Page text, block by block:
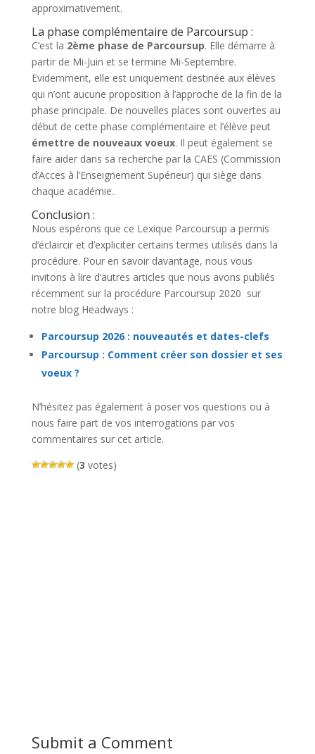
approximativement.
La phase complémentaire de Parcoursup :
C’est la 2ème phase de Parcoursup. Elle démarre à
partir de Mi-Juin et se termine Mi-Septembre.
Evidemment, elle est uniquement destinée aux élèves
qui n’ont aucune proposition à l’approche de la fin de la
phase principale. De nouvelles places sont ouvertes au
début de cette phase complémentaire et l’élève peut
émettre de nouveaux voeux. Il peut également se
faire aider dans sa recherche par la CAES (Commission
d’Acces à l’Enseignement Supérieur) qui siège dans
chaque académie..
Conclusion :
Nous espérons que ce Lexique Parcoursup a permis
d’éclaircir et d’expliciter certains termes utilisés dans la
procédure. Pour en savoir davantage, nous vous
invitons à lire d’autres articles que nous avons publiés
récemment sur la procédure Parcoursup 2020 sur
notre blog Headways :
Parcoursup 2026 : nouveautés et dates-clefs
Parcoursup : Comment créer son dossier et ses
voeux ?
N’hésitez pas également à poser vos questions ou à
nous faire part de vos interrogations par vos
commentaires sur cet article.
(3 votes)
Submit a Comment